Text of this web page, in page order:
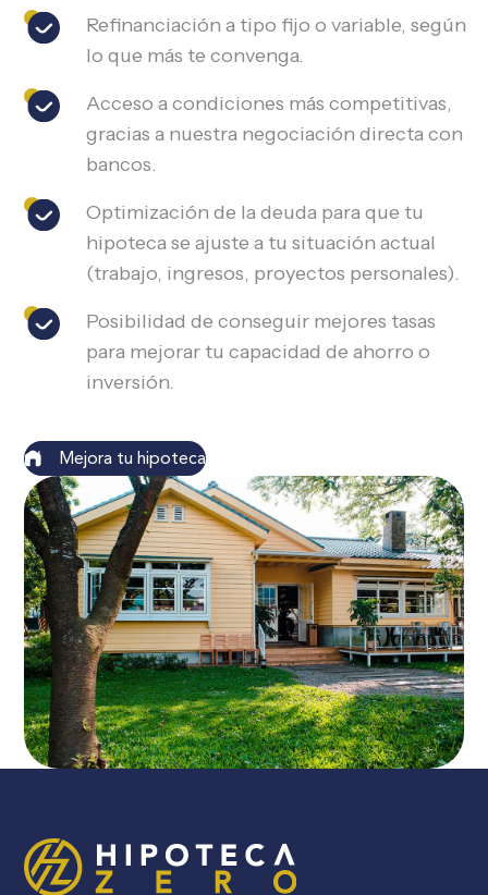
Refinanciación a tipo fijo o variable, según
lo que más te convenga.
Acceso a condiciones más competitivas,
gracias a nuestra negociación directa con
bancos.
Optimización de la deuda para que tu
hipoteca se ajuste a tu situación actual
(trabajo, ingresos, proyectos personales).
Posibilidad de conseguir mejores tasas
para mejorar tu capacidad de ahorro o
inversión.
Mejora tu hipoteca